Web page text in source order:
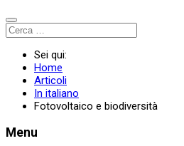
Sei qui:
Home
Articoli
In italiano
Fotovoltaico e biodiversità
Menu